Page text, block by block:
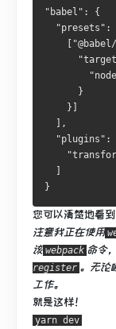
"babel": {
  "presets": [
      }
    }]
  ],
  "plugins": [
}
您可以清楚地看
注意我正在使用
该 webpack 命令
register 。 无论
工作。
就是这样！
yarn dev